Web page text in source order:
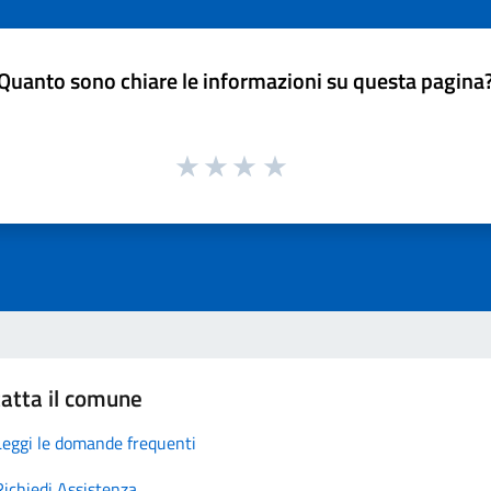
sono chiare le informazioni su questa
il comune
le domande frequenti